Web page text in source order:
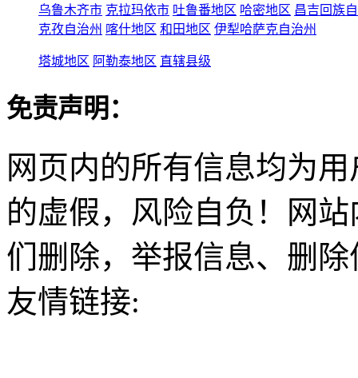
乌鲁木齐市 克拉玛依市 吐鲁番地区 哈密地区 昌吉回族
克孜自治州 喀什地区 和田地区 伊犁哈萨克自治州
塔城地区 阿勒泰地区 直辖县级
免责声明：
网页内的所有信息均为
的虚假，风险自负！网
们删除，举报信息、删
友情链接: